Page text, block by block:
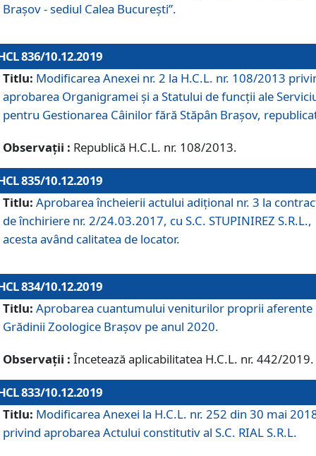
Brașov - sediul Calea București”.
836/10.12.2019
Titlu: Modificarea Anexei nr. 2 la H.C.L. nr. 108/2013
aprobarea Organigramei şi a Statului de funcții ale
pentru Gestionarea Câinilor fără Stăpân Brașov,
Observații : Republică H.C.L. nr. 108/2013.
835/10.12.2019
Titlu: Aprobarea încheierii actului adițional nr. 3 la
de închiriere nr. 2/24.03.2017, cu S.C. STUPINIREZ S.R.L.,
acesta având calitatea de locator.
834/10.12.2019
Titlu: Aprobarea cuantumului veniturilor proprii aferente
Grădinii Zoologice Braşov pe anul 2020.
Observații : Încetează aplicabilitatea H.C.L. nr. 442/2019.
833/10.12.2019
Titlu: Modificarea Anexei la H.C.L. nr. 252 din 30 mai
privind aprobarea Actului constitutiv al S.C. RIAL S.R.L.